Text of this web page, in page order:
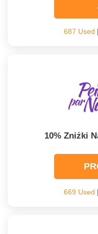
687 Used
10% Zniżki
669 Used